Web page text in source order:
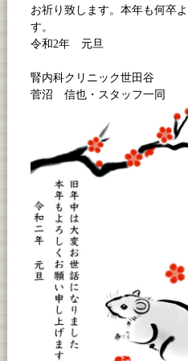
お祈り致します。本年も何卒
す。
令和2年 元旦
腎内科クリニック世田谷
菅沼 信也・スタッフ一同